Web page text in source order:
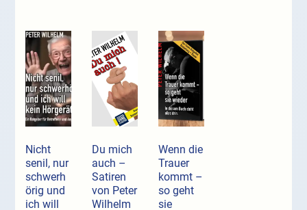
Nicht
senil, nur
schwerh
örig und
ich will
Du mich
auch –
Satiren
von Peter
Wilhelm
Wenn die
Trauer
kommt –
so geht
sie